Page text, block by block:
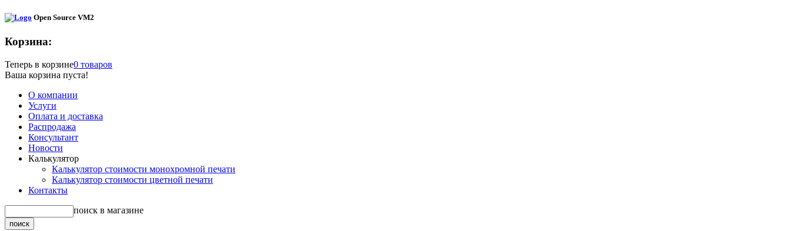
Open Source VM2
Корзина:
Теперь в корзине0 товаров
Ваша корзина пуста!
О компании
Услуги
Оплата и доставка
Распродажа
Консультант
Новости
Калькулятор
Калькулятор стоимости монохромной печати
Калькулятор стоимости цветной печати
Контакты
поиск в магазине